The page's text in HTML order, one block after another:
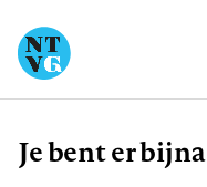
Kruimelpad
Je bent er bijna